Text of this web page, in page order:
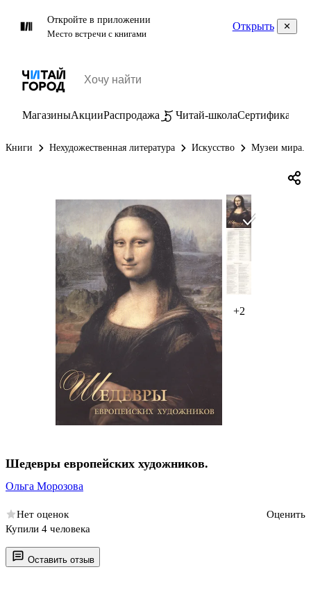
Откройте в приложении
Место встречи с книгами
Открыть
МагазиныАкцииРаспродажа Читай-школаСертификаты
Книги Нехудожественная литература Искусство Музеи мира.
+2
Оставить отзыв
Шедевры европейских художников.
Ольга Морозова
Нет оценок
Оценить
Купили 4 человека